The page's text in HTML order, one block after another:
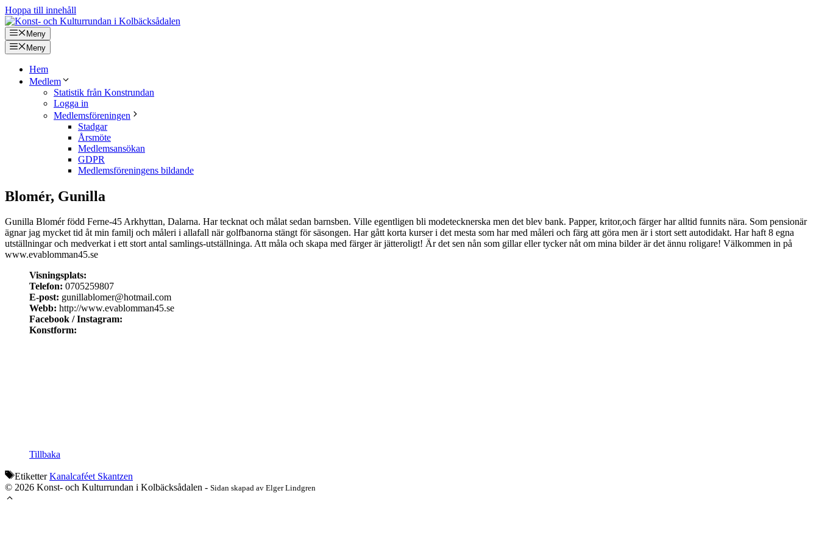
Hoppa till innehåll
Meny
Meny
Hem
Medlem
Statistik från Konstrundan
Logga in
Medlemsföreningen
Stadgar
Årsmöte
Medlemsansökan
GDPR
Medlemsföreningens bildande
Blomér, Gunilla
Gunilla Blomér född Ferne-45 Arkhyttan, Dalarna. Har tecknat och målat sedan barnsben. Ville egentligen bli modetecknerska men det blev bank. Papper, kritor,och färger har alltid funnits nära. Som pensionär
ägnar jag mycket tid åt min familj och måleri i allafall när golfbanorna stängt för säsongen. Har gått korta kurser i det mesta som har med måleri och färg att göra men är i stort sett autodidakt. Har haft 8 egna
utställningar och medverkat i ett stort antal samlings-utställninga. Att måla och skapa med färger är jätteroligt! Är det sen nån som gillar eller tycker nåt om mina bilder är det ännu roligare! Välkommen in på
www.evablomman45.se
Visningsplats:
Telefon: 0705259807
E-post: gunillablomer@hotmail.com
Webb: http://www.evablomman45.se
Facebook / Instagram:
Konstform:
Tillbaka
EtiketterKanalcaféet Skantzen
© 2026 Konst- och Kulturrundan i Kolbäcksådalen - Sidan skapad av Elger Lindgren